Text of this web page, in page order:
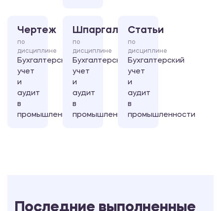
Чертеж
по
дисциплине
Бухгалтерский
учет
и
аудит
в
промышленности
Шпаргалка
по
дисциплине
Бухгалтерский
учет
и
аудит
в
промышленности
Статьи
по
дисциплине
Бухгалтерский
учет
и
аудит
в
промышленности
Последние выполненные